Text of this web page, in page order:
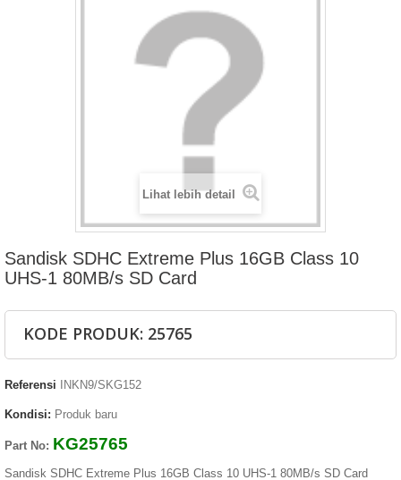
Lihat lebih detail
Sandisk SDHC Extreme Plus 16GB Class 10
UHS-1 80MB/s SD Card
KODE PRODUK: 25765
Referensi INKN9/SKG152
Kondisi: Produk baru
Part No: KG25765
Sandisk SDHC Extreme Plus 16GB Class 10 UHS-1 80MB/s SD Card